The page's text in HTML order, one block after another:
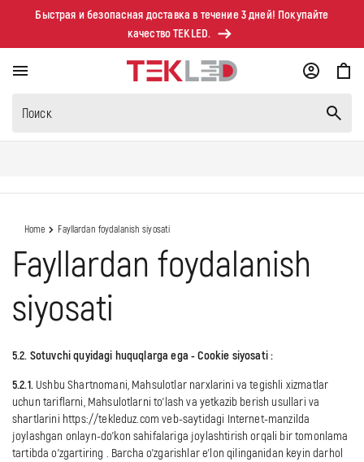
Перейти к
Быстрая и безопасная доставка в течение 3 дней! Покупайте
качество TEKLED.
Поиск
Корзина
Home Fayllardan foydalanish siyosati
Fayllardan foydalanish
siyosati
5.2. Sotuvchi quyidagi huquqlarga ega -Cookie siyosati:
5.2.1.Ushbu Shartnomani, Mahsulotlar narxlarini va tegishli xizmatlar
uchun tariflarni, Mahsulotlarni to'lash va yetkazib berish usullari va
shartlarini https://tekleduz.com veb-saytidagi Internet-manzilda
joylashgan onlayn-do'kon sahifalariga joylashtirish orqali bir tomonlama
tartibda o'zgartiring . Barcha o'zgarishlar e'lon qilinganidan keyin darhol